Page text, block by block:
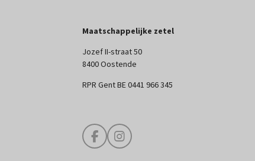
Maatschappelijke zetel
Jozef II-straat 50
8400 Oostende
RPR Gent BE 0441 966 345
F
a
I
n